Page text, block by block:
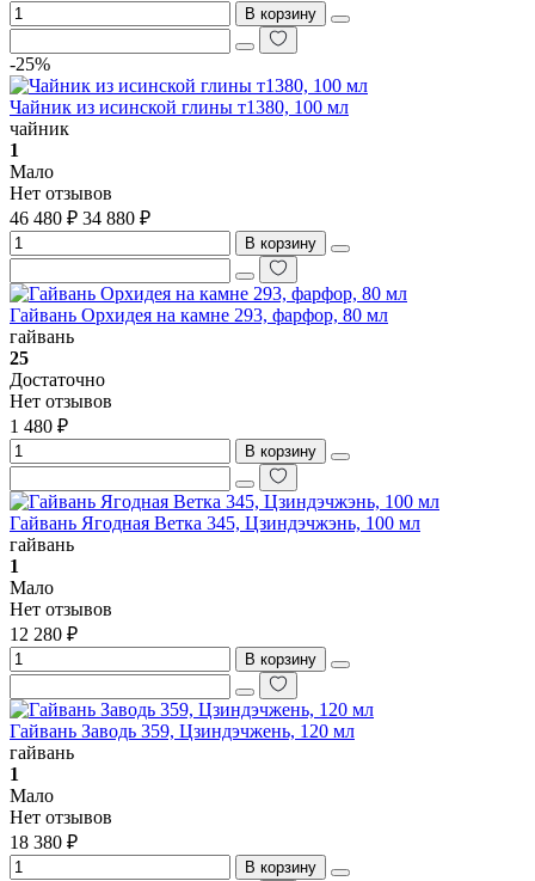
В корзину
-25%
Чайник из исинской глины т1380, 100 мл
чайник
1
Мало
Нет отзывов
46 480 ₽ 34 880 ₽
В корзину
Гайвань Орхидея на камне 293, фарфор, 80 мл
гайвань
25
Достаточно
Нет отзывов
1 480 ₽
В корзину
Гайвань Ягодная Ветка 345, Цзиндэчжэнь, 100 мл
гайвань
1
Мало
Нет отзывов
12 280 ₽
В корзину
Гайвань Заводь 359, Цзиндэчжень, 120 мл
гайвань
1
Мало
Нет отзывов
18 380 ₽
В корзину